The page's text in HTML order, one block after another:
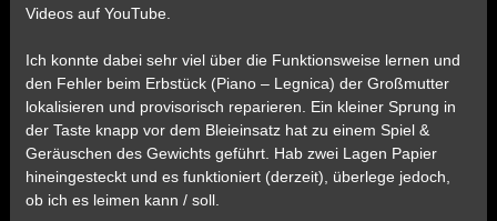
Videos auf YouTube.
Ich konnte dabei sehr viel über die Funktionsweise lernen und
den Fehler beim Erbstück (Piano – Legnica) der Großmutter
lokalisieren und provisorisch reparieren. Ein kleiner Sprung in
der Taste knapp vor dem Bleieinsatz hat zu einem Spiel &
Geräuschen des Gewichts geführt. Hab zwei Lagen Papier
hineingesteckt und es funktioniert (derzeit), überlege jedoch,
ob ich es leimen kann / soll.